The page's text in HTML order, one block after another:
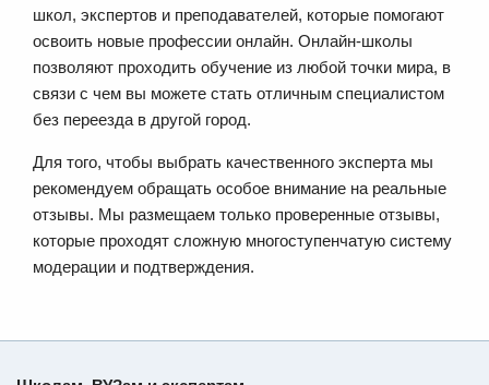
школ, экспертов и преподавателей, которые помогают
освоить новые профессии онлайн. Онлайн-школы
позволяют проходить обучение из любой точки мира, в
связи с чем вы можете стать отличным специалистом
без переезда в другой город.
Для того, чтобы выбрать качественного эксперта мы
рекомендуем обращать особое внимание на реальные
отзывы. Мы размещаем только проверенные отзывы,
которые проходят сложную многоступенчатую систему
модерации и подтверждения.